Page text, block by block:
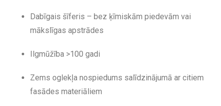
Dabīgais šīferis – bez ķīmiskām piedevām vai
mākslīgas apstrādes
Ilgmūžība >100 gadi
Zems oglekļa nospiedums salīdzinājumā ar citiem
fasādes materiāliem